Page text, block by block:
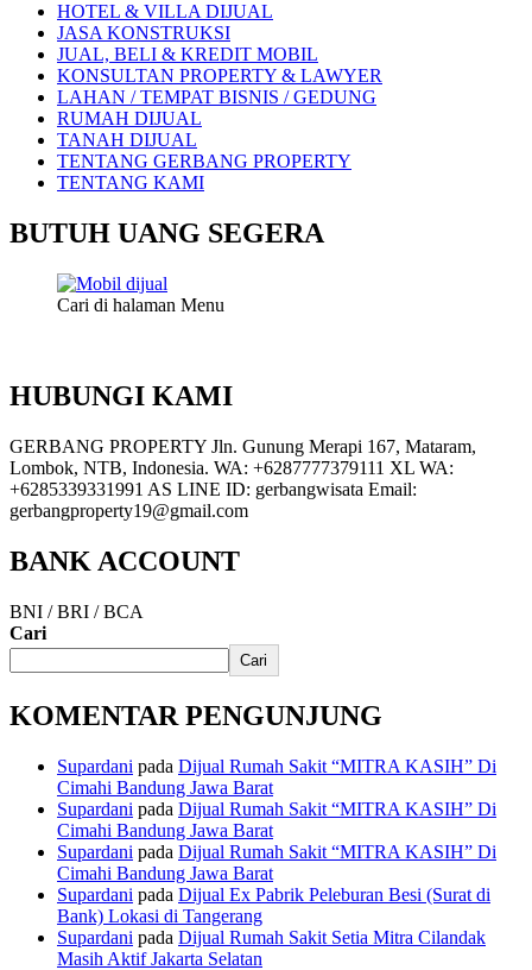
HOTEL & VILLA DIJUAL
JASA KONSTRUKSI
JUAL, BELI & KREDIT MOBIL
KONSULTAN PROPERTY & LAWYER
LAHAN / TEMPAT BISNIS / GEDUNG
RUMAH DIJUAL
TANAH DIJUAL
TENTANG GERBANG PROPERTY
TENTANG KAMI
BUTUH UANG SEGERA
Cari di halaman Menu
HUBUNGI KAMI
GERBANG PROPERTY Jln. Gunung Merapi 167, Mataram,
Lombok, NTB, Indonesia. WA: +6287777379111 XL WA:
+6285339331991 AS LINE ID: gerbangwisata Email:
gerbangproperty19@gmail.com
BANK ACCOUNT
BNI / BRI / BCA
Cari
Cari
KOMENTAR PENGUNJUNG
Supardani pada Dijual Rumah Sakit “MITRA KASIH” Di
Cimahi Bandung Jawa Barat
Supardani pada Dijual Rumah Sakit “MITRA KASIH” Di
Cimahi Bandung Jawa Barat
Supardani pada Dijual Rumah Sakit “MITRA KASIH” Di
Cimahi Bandung Jawa Barat
Supardani pada Dijual Ex Pabrik Peleburan Besi (Surat di
Bank) Lokasi di Tangerang
Supardani pada Dijual Rumah Sakit Setia Mitra Cilandak
Masih Aktif Jakarta Selatan